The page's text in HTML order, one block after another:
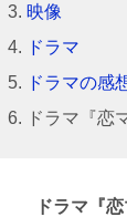
映像
ドラマ
ドラマの感
ドラマ『恋
ドラマ『